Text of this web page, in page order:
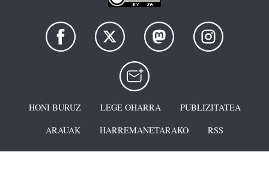
HONI BURUZ LEGE OHARRA
PUBLIZITATEA
ARAUAK
HARREMANETARAKO RSS